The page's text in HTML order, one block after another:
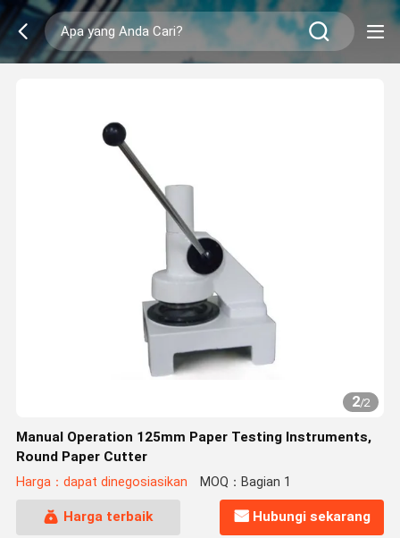
2/2
Manual Operation 125mm Paper Testing Instruments,
Round Paper Cutter
Harga：dapat dinegosiasikan MOQ：Bagian 1
Harga terbaik Hubungi sekarang